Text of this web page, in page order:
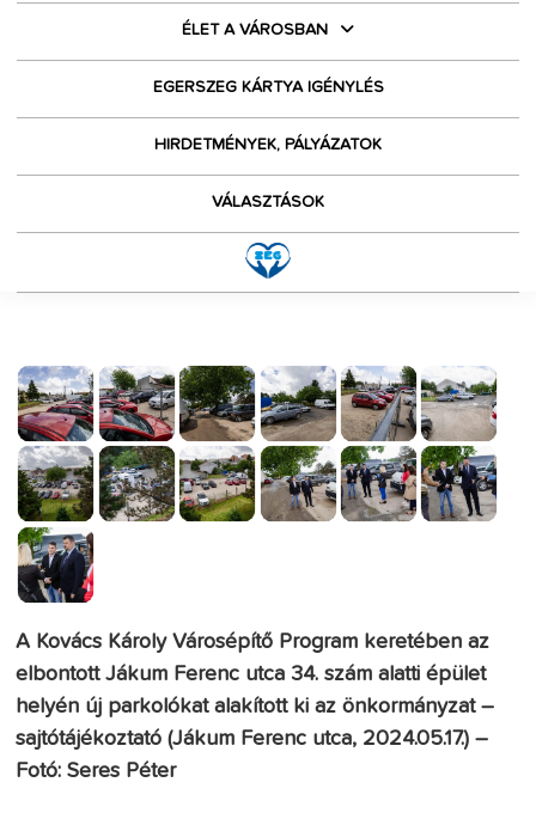
ÉLET A VÁROSBAN
EGERSZEG KÁRTYA IGÉNYLÉS
HIRDETMÉNYEK, PÁLYÁZATOK
VÁLASZTÁSOK
A Kovács Károly Városépítő Program keretében az
elbontott Jákum Ferenc utca 34. szám alatti épület
helyén új parkolókat alakított ki az önkormányzat –
sajtótájékoztató (Jákum Ferenc utca, 2024.05.17.) –
Fotó: Seres Péter